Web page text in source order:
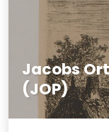
Jacobs
(JOP)